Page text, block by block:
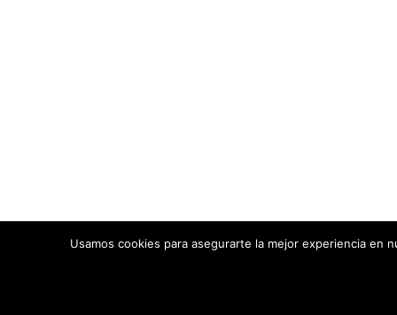
Usamos cookies para asegurarte la mejor experiencia